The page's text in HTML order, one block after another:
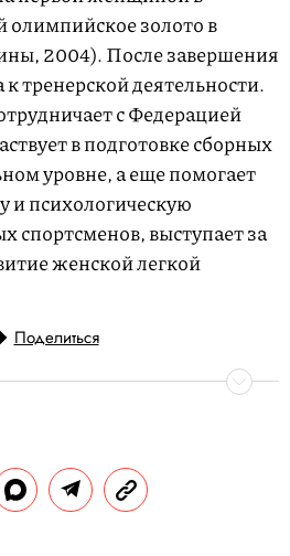
золото в
2004). После завершения
тренерской деятельности.
с Федерацией
в подготовке сборных
уровне, а еще помогает
и психологическую
спортсменов, выступает за
женской легкой
Поделиться
что такое